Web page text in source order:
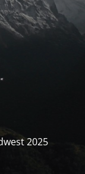
2025